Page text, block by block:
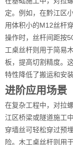
定。例如，在黔江区
用体积小的M12丝杆
操作时，丝杆间距按
工桌丝杆则用于简易
板，提高切割精度。
特性降低了搬运和安装
进阶应用场景
在复杂工程中，对拉
江区桥梁或隧道施工
穿墙丝可轻松穿过预
险。木工桌丝杆则用